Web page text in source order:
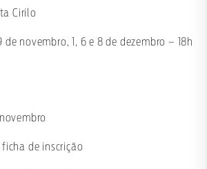
Cirilo
de novembro, 1, 6 e 8 de dezembro – 18h
de inscrição